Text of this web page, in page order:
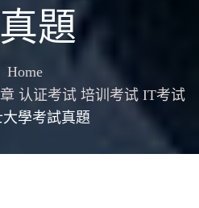
題
Home
认证考试 培训考试 IT考试
大學考試真題